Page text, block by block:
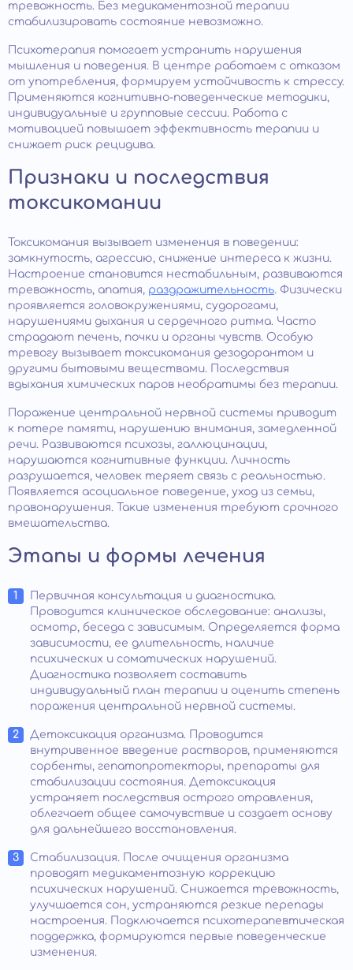
тревожность. Без медикаментозной терапии
стабилизировать состояние невозможно.
Психотерапия помогает устранить нарушения
мышления и поведения. В центре работаем с отказом
от употребления, формируем устойчивость к стрессу.
Применяются когнитивно-поведенческие методики,
индивидуальные и групповые сессии. Работа с
мотивацией повышает эффективность терапии и
снижает риск рецидива.
Признаки и последствия
токсикомании
Токсикомания вызывает изменения в поведении:
замкнутость, агрессию, снижение интереса к жизни.
Настроение становится нестабильным, развиваются
тревожность, апатия, раздражительность. Физически
проявляется головокружениями, судорогами,
нарушениями дыхания и сердечного ритма. Часто
страдают печень, почки и органы чувств. Особую
тревогу вызывает токсикомания дезодорантом и
другими бытовыми веществами. Последствия
вдыхания химических паров необратимы без терапии.
Поражение центральной нервной системы приводит
к потере памяти, нарушению внимания, замедленной
речи. Развиваются психозы, галлюцинации,
нарушаются когнитивные функции. Личность
разрушается, человек теряет связь с реальностью.
Появляется асоциальное поведение, уход из семьи,
правонарушения. Такие изменения требуют срочного
вмешательства.
Этапы и формы лечения
Первичная консультация и диагностика.
Проводится клиническое обследование: анализы,
осмотр, беседа с зависимым. Определяется форма
зависимости, ее длительность, наличие
психических и соматических нарушений.
Диагностика позволяет составить
индивидуальный план терапии и оценить степень
поражения центральной нервной системы.
Детоксикация организма. Проводится
внутривенное введение растворов, применяются
сорбенты, гепатопротекторы, препараты для
стабилизации состояния. Детоксикация
устраняет последствия острого отравления,
облегчает общее самочувствие и создает основу
для дальнейшего восстановления.
Стабилизация. После очищения организма
проводят медикаментозную коррекцию
психических нарушений. Снижается тревожность,
улучшается сон, устраняются резкие перепады
настроения. Подключается психотерапевтическая
поддержка, формируются первые поведенческие
изменения.